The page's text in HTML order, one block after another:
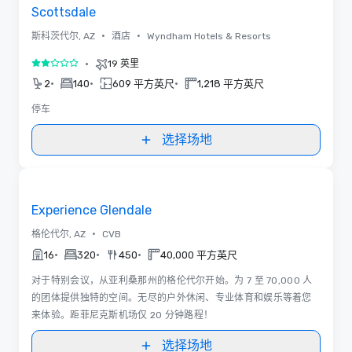
Scottsdale
斯科茨代尔, AZ • 酒店 • Wyndham Hotels & Resorts
2/5 • 19 英里
2• 140• 609 平方英尺• 1,218 平方英尺
停车
选择场地
Experience Glendale
格伦代尔, AZ • CVB
16• 320• 450• 40,000 平方英尺
对于特别会议，从亚利桑那州的格伦代尔开始。为 7 至 70,000 人
的团体提供独特的空间。无尽的户外休闲、专业体育和娱乐等着您
来体验。距菲尼克斯机场仅 20 分钟路程！
选择场地